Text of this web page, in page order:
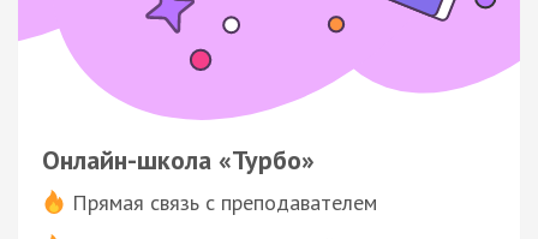
Онлайн-школа «Турбо»
Прямая связь с преподавателем